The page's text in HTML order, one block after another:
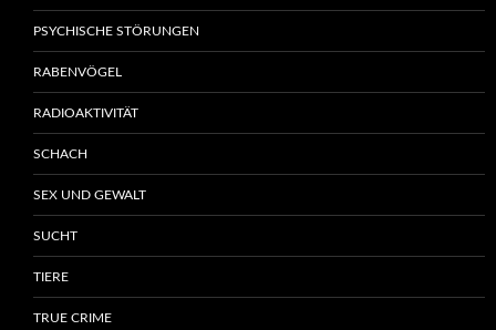
PSYCHISCHE STÖRUNGEN
RABENVÖGEL
RADIOAKTIVITÄT
SCHACH
SEX UND GEWALT
SUCHT
TIERE
TRUE CRIME